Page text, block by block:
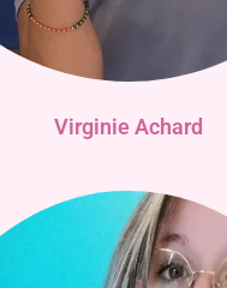
Virginie Achard